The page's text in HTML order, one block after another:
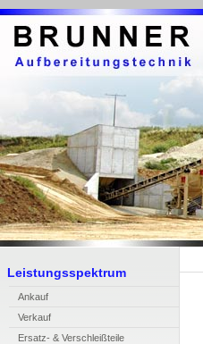
Leistungsspektrum
Ankauf
Verkauf
Ersatz- & Verschleißteile